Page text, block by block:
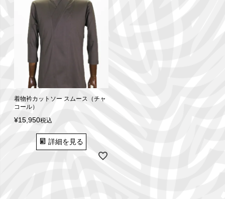
着物衿カットソー スムース（チャ
コール）
¥15,950税込
詳細を見る